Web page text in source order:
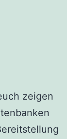
zeigen